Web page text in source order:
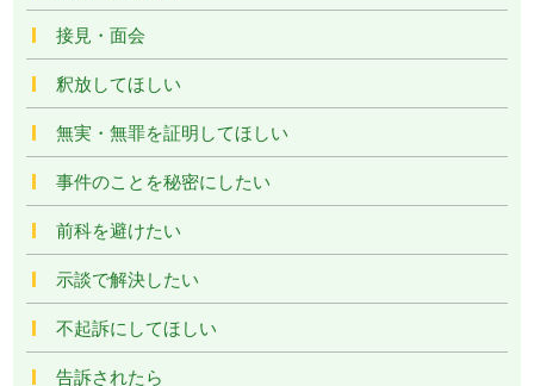
接見・面会
釈放してほしい
無実・無罪を証明してほしい
事件のことを秘密にしたい
前科を避けたい
示談で解決したい
不起訴にしてほしい
告訴されたら